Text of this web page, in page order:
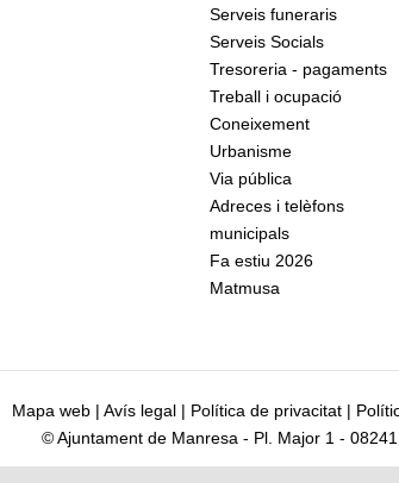
Serveis funeraris
Serveis Socials
Tresoreria - pagaments
Treball i ocupació
Coneixement
Urbanisme
Via pública
Adreces i telèfons
municipals
Fa estiu 2026
Matmusa
Mapa web | Avís legal | Política de privacitat |
© Ajuntament de Manresa - Pl. Major 1 -